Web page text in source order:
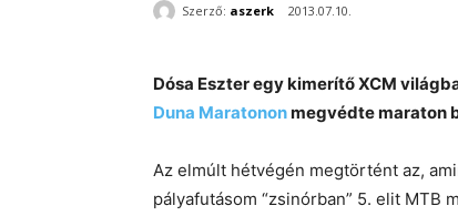
Szerző: aszerk 2013.07.10.
Dósa Eszter egy kimerítő XCM
Duna Maratononmegvédte maraton
Az elmúlt hétvégén megtörtént az,
pályafutásom “zsinórban” 5. elit MTB